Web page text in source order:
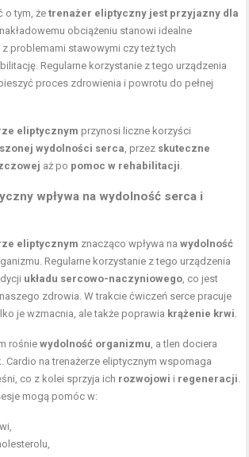
o tym, żetrenażer eliptyczny jest przyjazny dla
obciążeniu stanowi idealne
problemami stawowymi czy też tych
Regularne korzystanie z tego urządzenia
proces zdrowienia i powrotu do pełnej
eliptycznym przynosi liczne korzyści
wydolności serca , przez skuteczne
aż po pomoc w rehabilitacji
wpływa na wydolność serca i
eliptycznym znacząco wpływa nawydolność
Regularne korzystanie z tego urządzenia
układu sercowo-naczyniowego , co jest
zdrowia. W trakcie ćwiczeń serce pracuje
je wzmacnia, ale także poprawia krążenie krwi
rośniewydolność organizmu , a tlen dociera
Cardio na trenażerze eliptycznym wspomaga
co z kolei sprzyja ich rozwojowi i regeneracji
mogą pomóc w: